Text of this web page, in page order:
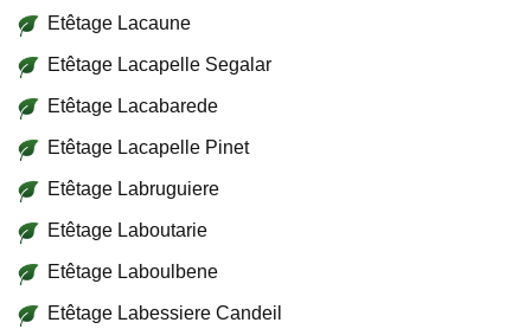
Etêtage Lacaune
Etêtage Lacapelle Segalar
Etêtage Lacabarede
Etêtage Lacapelle Pinet
Etêtage Labruguiere
Etêtage Laboutarie
Etêtage Laboulbene
Etêtage Labessiere Candeil